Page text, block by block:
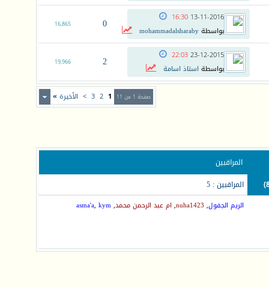
13-11-2016
16:30
بواسطةmohammadalsharaby
0
16,865
23-12-2015
22:03
بواسطة استاذ اسامة 2
19,966
صفحة 1 من 11 1
2
3
> الأخيرة »
المراقبين
المراقبين : 5
الريم الجفول,
nuha1423
, ام عبد الرحمن محمد,
asma'a, kym